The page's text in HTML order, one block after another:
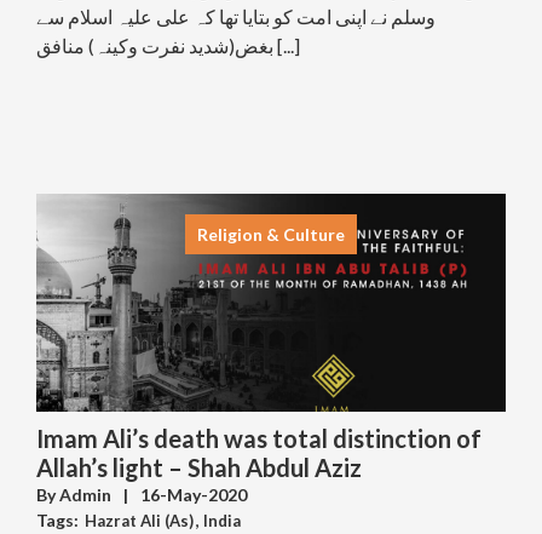
وسلم نے اپنی امت کو بتایا تھا کہ علی علیہ اسلام سے
بغض(شدید نفرت وکینہ) منافق [...]
Religion & Culture
Imam Ali’s death was total distinction of
Allah’s light – Shah Abdul Aziz
ByAdmin |
16-May-2020
Tags: Hazrat Ali (As), India